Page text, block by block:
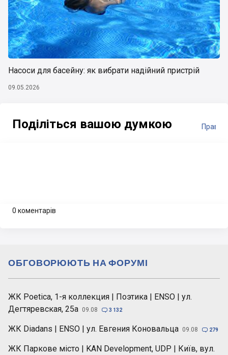
Насоси для басейну: як вибрати надійний пристрій
09.05.2026
Поділіться вашою думкою
0 коментарів
ЖК Poetica, 1-я коллекция | Поэтика | ENSO | ул.
Дегтяревская, 25а 09.08  3 132
ЖК Diadans | ENSO | ул. Евгения Коновальца 09.08  279
ЖК Паркове місто | KAN Development, UDP | Київ, вул.
ОБГОВОРЮЮТЬ НА ФОРУМІ